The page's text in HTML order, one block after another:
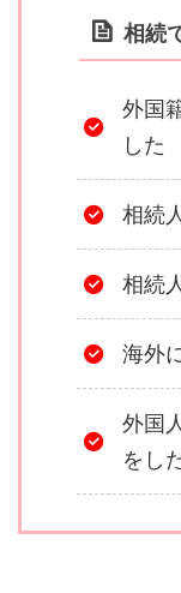
相続
外国
した
相続
相続
海外
外国
をし